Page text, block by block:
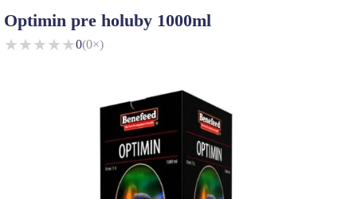
Optimin pre holuby 1000ml
★★★★★0(0×)